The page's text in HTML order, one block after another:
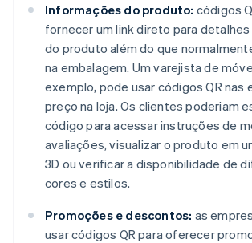
Informações do produto: códigos
fornecer um link direto para
do produto além do que
na embalagem. Um varejista de
exemplo, pode usar códigos QR nas
preço na loja. Os clientes poderiam
código para acessar instruções de
avaliações, visualizar o produto em
3D ou verificar a disponibilidade de
cores e estilos.
Promoções e descontos: as
usar códigos QR para oferecer